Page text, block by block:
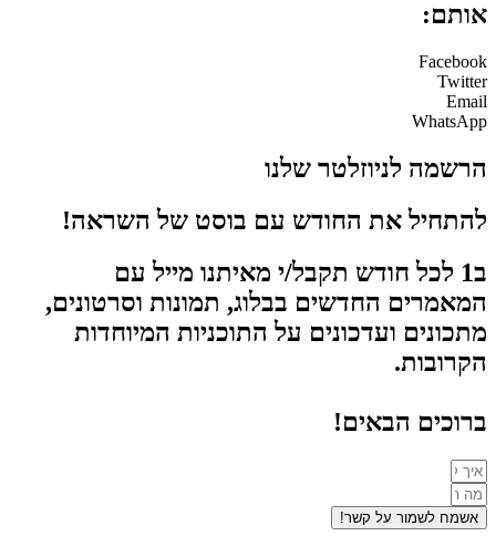
אותם:
Facebook
Twitter
Email
WhatsApp
הרשמה לניוזלטר שלנו
להתחיל את החודש עם בוסט של השראה!
ב1 לכל חודש תקבל/י מאיתנו מייל עם
המאמרים החדשים בבלוג, תמונות וסרטונים,
מתכונים ועדכונים על התוכניות המיוחדות
הקרובות.
ברוכים הבאים!
אשמח לשמור על קשר!